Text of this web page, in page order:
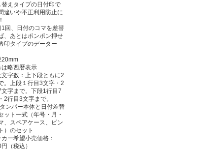
替えタイプの日付印で
違いや不正利用防止に
1回、日付のコマを差替
、あとはポンポン押せ
印タイプのデーター
20mm
は略西暦表示
文字数：上下段ともに2
。上段１行目3文字・2
文字まで。下段1行目7
2行目3文字まで。
ンパー本体と日付差替
ット一式（年号・月・
、スペアケース、ピン
）のセット
ー希望小売価格：
（税込）